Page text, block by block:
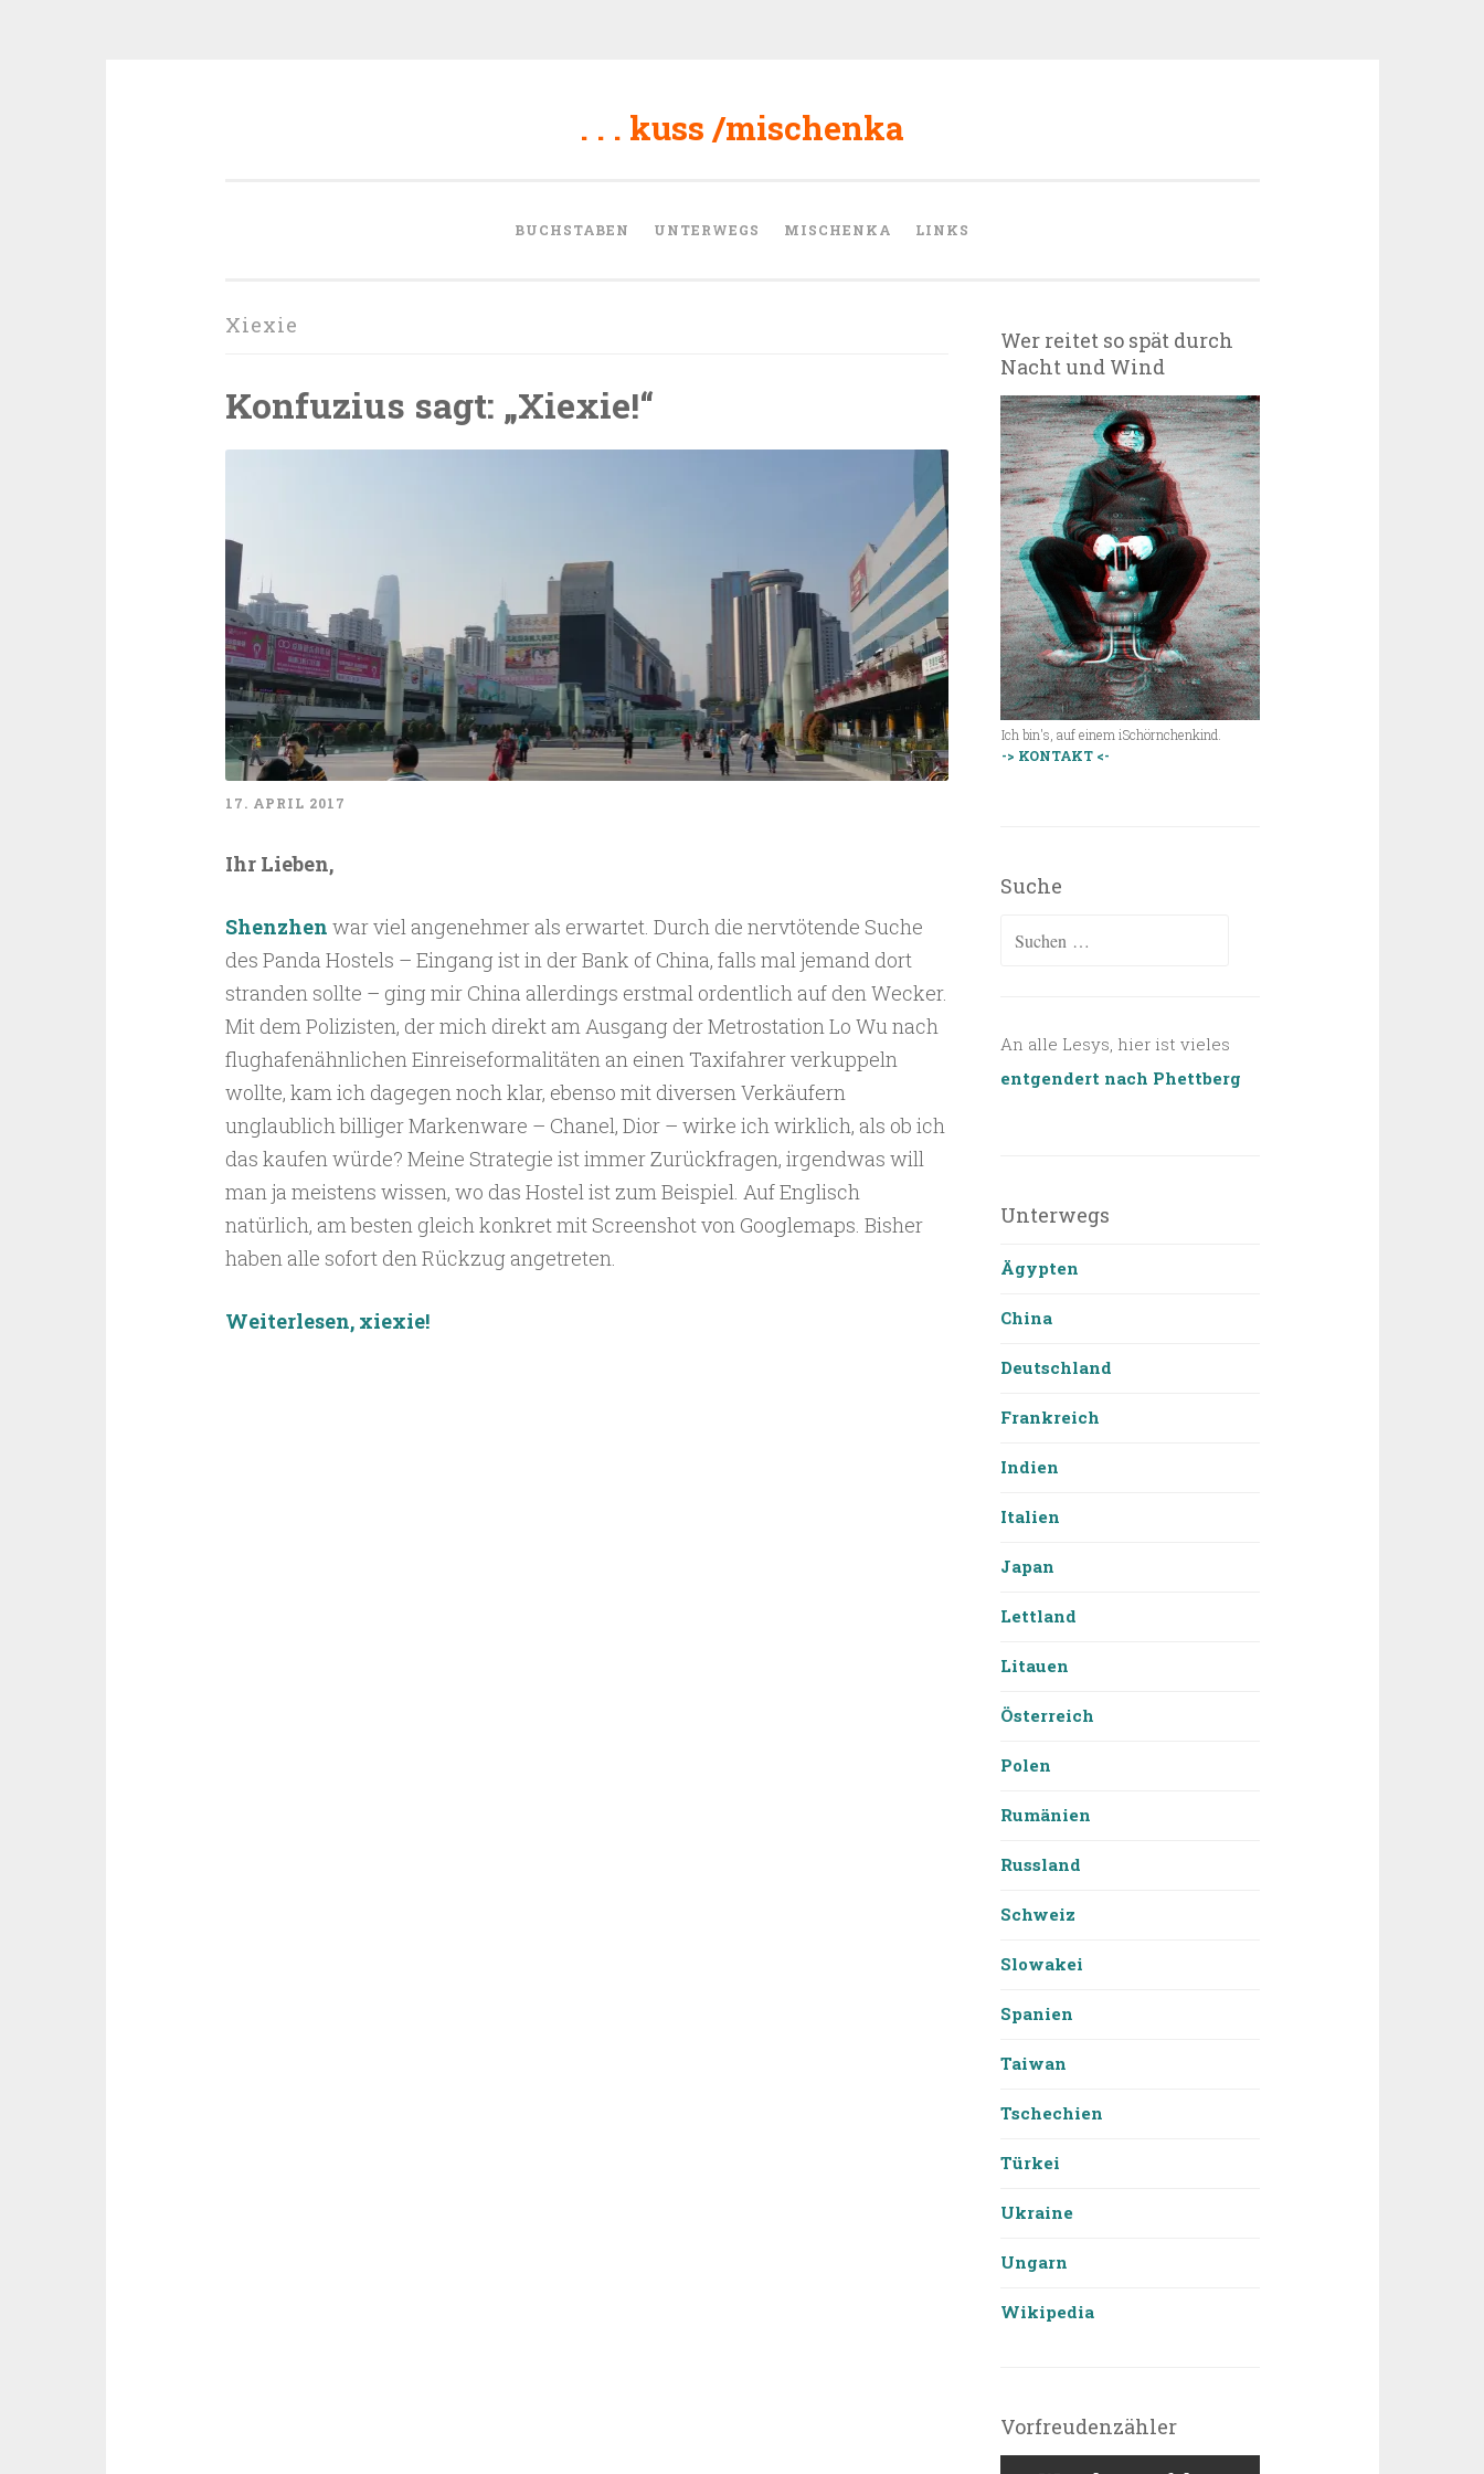
. . . kuss /mischenka
BUCHSTABEN UNTERWEGS MISCHENKA LINKS
Xiexie
Konfuzius sagt: „Xiexie!“
17. APRIL 2017
Ihr Lieben,
Shenzhen war viel angenehmer als erwartet. Durch die nervtötende Suche
des Panda Hostels – Eingang ist in der Bank of China, falls mal jemand dort
stranden sollte – ging mir China allerdings erstmal ordentlich auf den Wecker.
Mit dem Polizisten, der mich direkt am Ausgang der Metrostation Lo Wu nach
flughafenähnlichen Einreiseformalitäten an einen Taxifahrer verkuppeln
wollte, kam ich dagegen noch klar, ebenso mit diversen Verkäufern
unglaublich billiger Markenware – Chanel, Dior – wirke ich wirklich, als ob ich
das kaufen würde? Meine Strategie ist immer Zurückfragen, irgendwas will
man ja meistens wissen, wo das Hostel ist zum Beispiel. Auf Englisch
natürlich, am besten gleich konkret mit Screenshot von Googlemaps. Bisher
haben alle sofort den Rückzug angetreten.
Weiterlesen, xiexie!
Wer reitet so spät durch
Nacht und Wind
Ich bin's, auf einem iSchörnchenkind.
-> KONTAKT <-
Suche
Suchen
An alle Lesys, hier ist vieles
entgendert nach Phettberg
Unterwegs
Ägypten
China
Deutschland
Frankreich
Indien
Italien
Japan
Lettland
Litauen
Österreich
Polen
Rumänien
Russland
Schweiz
Slowakei
Spanien
Taiwan
Tschechien
Türkei
Ukraine
Ungarn
Wikipedia
Vorfreudenzähler